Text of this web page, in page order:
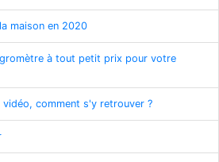
maison en 2020
à tout petit prix pour votre
comment s'y retrouver ?